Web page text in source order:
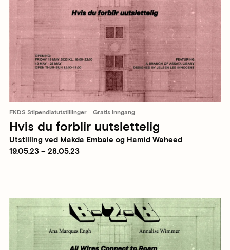
FKDS Stipendiatutstillinger Gratis inngang
Hvis du forblir uutslettelig
Utstilling ved Makda Embaie og Hamid Waheed
19.05.23 – 28.05.23